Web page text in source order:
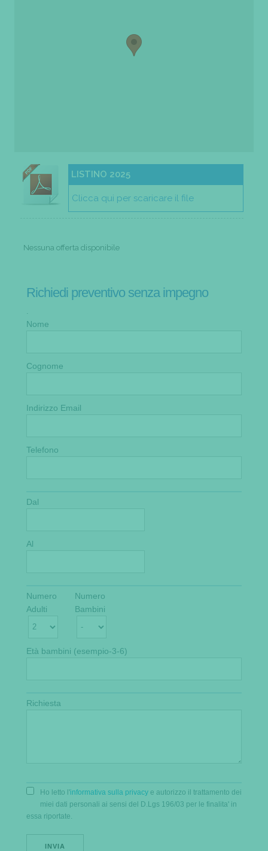
LISTINO 2025
Clicca qui per scaricare il file
Nessuna offerta disponibile
Richiedi preventivo senza impegno
Nome
Cognome
Indirizzo Email
Telefono
Dal
Al
Numero
Adulti
Numero
Bambini
Età bambini (esempio-3-6)
Richiesta
Ho letto l'informativa sulla privacy e autorizzo il trattamento dei
miei dati personali ai sensi del D.Lgs 196/03 per le finalita' in
essa riportate.